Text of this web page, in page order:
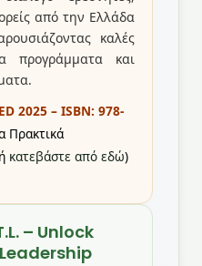
από την Ελλάδα
καλές
προγράμματα και
2025 – ISBN: 978-
Πρακτικά
κατεβάστε από εδώ)
– Unlock